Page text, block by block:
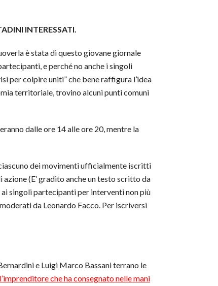
INTERESSATI.
è stata di questo giovane giornale
e perché no anche i singoli
per colpire uniti” che bene raffigura l’idea
territoriale, trovino alcuni punti comuni
dalle ore 14 alle ore 20, mentre la
dei movimenti ufficialmente iscritti
(E’ gradito anche un testo scritto da
singoli partecipanti per interventi non più
da Leonardo Facco. Per iscriversi
e Luigi Marco Bassani terrano le
che ha consegnato nelle mani